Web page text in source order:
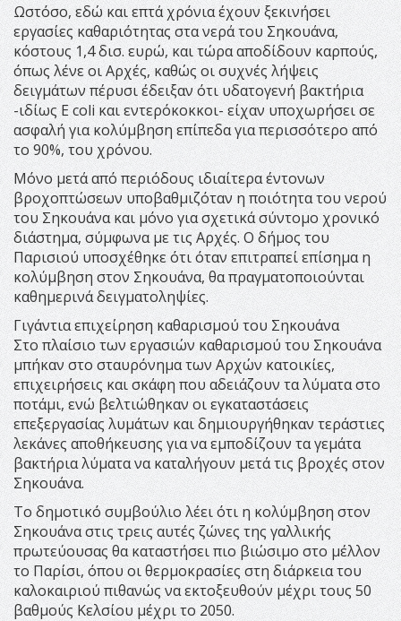
Ωστόσο, εδώ και επτά χρόνια έχουν ξεκινήσει
εργασίες καθαριότητας στα νερά του Σηκουάνα,
κόστους 1,4 δισ. ευρώ, και τώρα αποδίδουν καρπούς,
όπως λένε οι Αρχές, καθώς οι συχνές λήψεις
δειγμάτων πέρυσι έδειξαν ότι υδατογενή βακτήρια
-ιδίως E coli και εντερόκοκκοι- είχαν υποχωρήσει σε
ασφαλή για κολύμβηση επίπεδα για περισσότερο από
το 90%, του χρόνου.
Μόνο μετά από περιόδους ιδιαίτερα έντονων
βροχοπτώσεων υποβαθμιζόταν η ποιότητα του νερού
του Σηκουάνα και μόνο για σχετικά σύντομο χρονικό
διάστημα, σύμφωνα με τις Αρχές. Ο δήμος του
Παρισιού υποσχέθηκε ότι όταν επιτραπεί επίσημα η
κολύμβηση στον Σηκουάνα, θα πραγματοποιούνται
καθημερινά δειγματοληψίες.
Γιγάντια επιχείρηση καθαρισμού του Σηκουάνα
Στο πλαίσιο των εργασιών καθαρισμού του Σηκουάνα
μπήκαν στο σταυρόνημα των Αρχών κατοικίες,
επιχειρήσεις και σκάφη που αδειάζουν τα λύματα στο
ποτάμι, ενώ βελτιώθηκαν οι εγκαταστάσεις
επεξεργασίας λυμάτων και δημιουργήθηκαν τεράστιες
λεκάνες αποθήκευσης για να εμποδίζουν τα γεμάτα
βακτήρια λύματα να καταλήγουν μετά τις βροχές στον
Σηκουάνα.
Το δημοτικό συμβούλιο λέει ότι η κολύμβηση στον
Σηκουάνα στις τρεις αυτές ζώνες της γαλλικής
πρωτεύουσας θα καταστήσει πιο βιώσιμο στο μέλλον
το Παρίσι, όπου οι θερμοκρασίες στη διάρκεια του
καλοκαιριού πιθανώς να εκτοξευθούν μέχρι τους 50
βαθμούς Κελσίου μέχρι το 2050.